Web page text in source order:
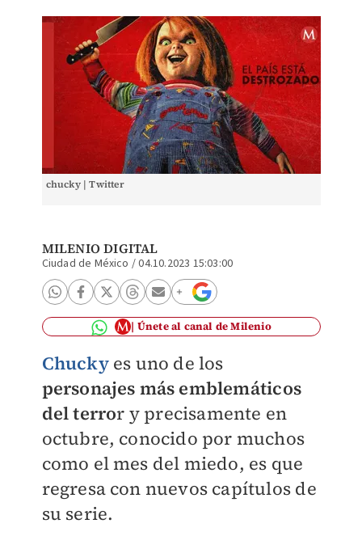
chucky | Twitter
MILENIO DIGITAL
Ciudad de México /04.10.2023 15:03:00
Únete al canal de Milenio
Chuckyes uno de los
personajes más emblemáticos
del terror y precisamente en
octubre, conocido por muchos
como el mes del miedo, es que
regresa con nuevos capítulos de
su serie.